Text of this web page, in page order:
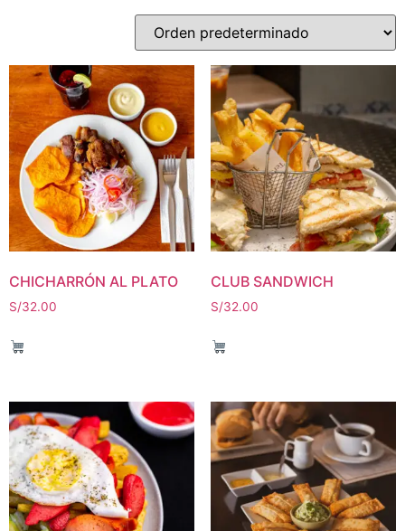
CHICHARRÓN AL PLATO
S/32.00
CLUB SANDWICH
S/32.00